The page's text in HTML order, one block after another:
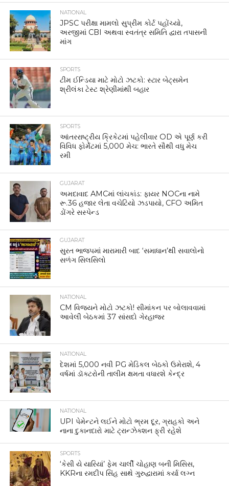
NATIONAL
JPSC પરીક્ષા મામલો સુપ્રીમ કોર્ટ પહોંચ્યો,
અરજીમાં CBI અથવા સ્વતંત્ર સમિતિ દ્વારા તપાસની
માંગ
SPORTS
ટીમ ઈન્ડિયા માટે મોટો ઝટકો: સ્ટાર બેટ્સમેન
શ્રીલંકા ટેસ્ટ શ્રેણીમાંથી બહાર
SPORTS
આંતરરાષ્ટ્રીય ક્રિકેટમાં પહેલીવાર OD એ પૂર્ણ કરી
વિવિધ ફોર્મેટમાં 5,000 મેચ: ભારતે સૌથી વધુ મેચ
રમી
GUJARAT
અમદાવાદ AMCમાં લાંચકાંડ: ફાયર NOCના નામે
રૂ.36 હજાર લેતા વચેટિયો ઝડપાયો, CFO અમિત
ડોંગરે સસ્પેન્ડ
GUJARAT
સુરત ભાજપમાં મારામારી બાદ ‘સમાધાન’થી સવાલોનો
સળંગ સિલસિલો
NATIONAL
CM વિજયને મોટો ઝટકો! સીમાંકન પર બોલાવવામાં
આવેલી બેઠકમાં 37 સાંસદો ગેરહાજર
NATIONAL
દેશમાં 5,000 નવી PG મેડિકલ બેઠકો ઉમેરાશે, 4
વર્ષમાં ડૉક્ટરોની તાલીમ ક્ષમતા વધારશે કેન્દ્ર
NATIONAL
UPI પેમેન્ટને લઈને મોટો ભ્રમ દૂર, ગ્રાહકો અને
નાના દુકાનદારો માટે ટ્રાન્ઝેક્શન ફ્રી રહેશે
SPORTS
‘કેસી યે યારિયાં’ ફેમ ચાર્લી ચોહાણ બની મિસિસ,
KKRના રમદીપ સિંહ સાથે ગુરુદ્વારામાં કર્યા લગ્ન